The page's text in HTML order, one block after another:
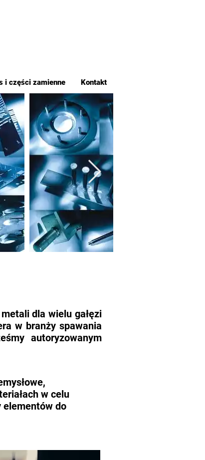
i części zamienne Kontakt
dla wielu gałęzi
w branży spawania
autoryzowanym
w celu
elementów do